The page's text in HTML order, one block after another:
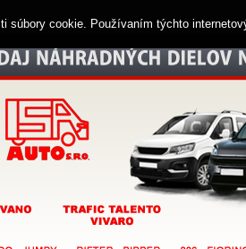
súbory cookie. Používaním týchto